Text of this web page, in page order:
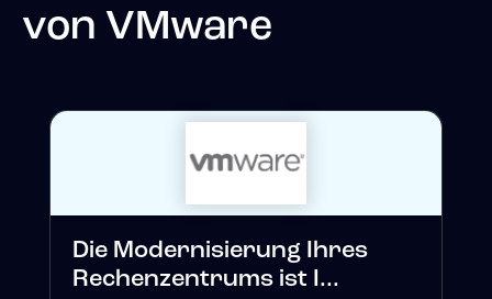
von VMware
Die Modernisierung Ihres
Rechenzentrums ist I...